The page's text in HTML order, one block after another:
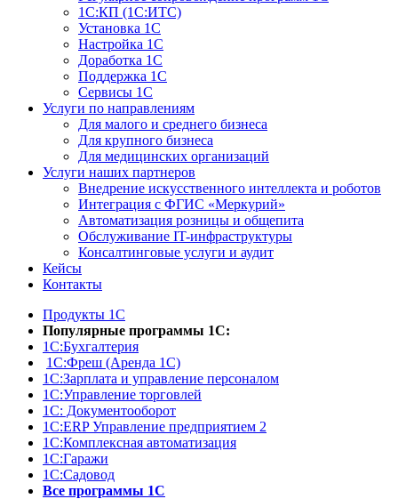
1С:КП (1С:ИТС)
Установка 1С
Настройка 1С
Доработка 1С
Поддержка 1С
Сервисы 1С
Услуги по направлениям
Для малого и среднего бизнеса
Для крупного бизнеса
Для медицинских организаций
Услуги наших партнеров
Внедрение искусственного интеллекта и роботов
Интеграция с ФГИС «Меркурий»
Автоматизация розницы и общепита
Обслуживание IT-инфраструктуры
Консалтинговые услуги и аудит
Кейсы
Контакты
Продукты 1С
Популярные программы 1С:
1С:Бухгалтерия
1С:Фреш (Аренда 1С)
1С:Зарплата и управление персоналом
1С:Управление торговлей
1С: Документооборот
1С:ERP Управление предприятием 2
1С:Комплексная автоматизация
1С:Гаражи
1С:Садовод
Все программы 1С